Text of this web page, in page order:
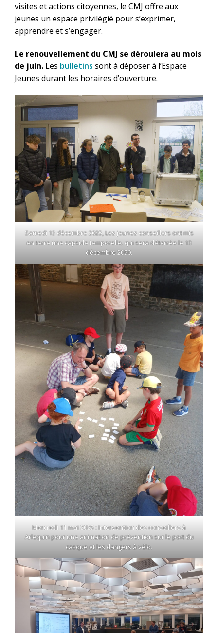
visites et actions citoyennes, le CMJ offre aux
jeunes un espace privilégié pour s’exprimer,
apprendre et s’engager.
Le renouvellement du CMJ se déroulera au mois
de juin. Les bulletins sont à déposer à l’Espace
Jeunes durant les horaires d’ouverture.
Samedi 13 décembre 2025, Les jeunes conseillers ont mis
en terre une capsule temporelle, qui sera déterrée le 13
décembre 2050.
Mercredi 11 mai 2025 : Intervention des conseillers à
Arlequin pour une animation de prévention sur le port du
casque et les dangers à vélo.